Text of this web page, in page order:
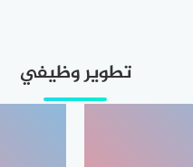
تطوير وظيفي